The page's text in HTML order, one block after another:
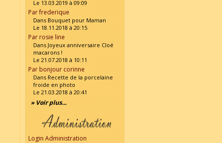
Le 13.03.2019 à 09:09
Par frederique
Dans Bouquet pour Maman
Le 18.11.2018 à 20:15
Par rosie line
Dans Joyeux anniversaire Cloé
macarons !
Le 21.07.2018 à 10:11
Par bonjour corinne
Dans Recette de la porcelaine
froide en photo
Le 21.03.2018 à 20:41
» Voir plus...
Login Administration